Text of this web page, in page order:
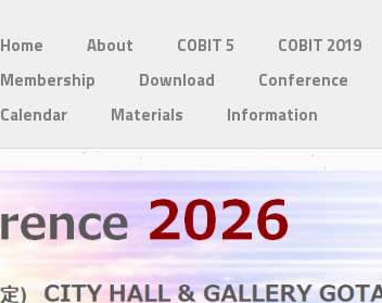
Home About COBIT 5
COBIT 2019
Membership
Download
Conference
Calendar
Materials Information